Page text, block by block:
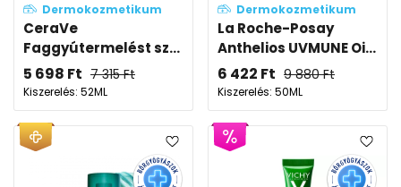
Dermokozmetikum
CeraVe
Faggyútermelést sz...
5 698 Ft 7 315Ft
Kiszerelés: 52ML
Dermokozmetikum
La Roche-Posay
Anthelios UVMUNE Oi...
6 422 Ft 9 880Ft
Kiszerelés: 50ML